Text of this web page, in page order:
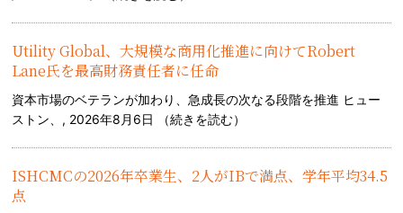
Utility Global、大規模な商用化推進に向けてRobert
Lane氏を最高財務責任者に任命
資本市場のベテランが加わり、急成長の次なる段階を推進 ヒュー
ストン、, 2026年8月6日 （続きを読む）
ISHCMCの2026年卒業生、2人がIBで満点、学年平均34.5
点